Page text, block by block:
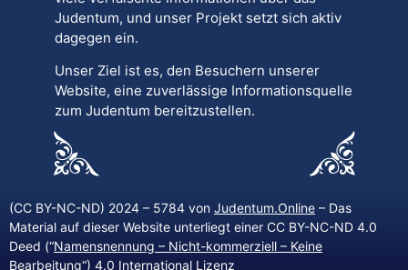
Judentum, und unser Projekt setzt sich aktiv
dagegen ein.
Unser Ziel ist es, den Besuchern unserer
Website, eine zuverlässige Informationsquelle
zum Judentum bereitzustellen.
(CC BY-NC-ND) 2024 – 5784 von Judentum.Online – Das
Material auf dieser Website unterliegt einer CC BY-NC-ND 4.0
Deed (“Namensnennung – Nicht-kommerziell – Keine
Bearbeitung“) 4.0 International Lizenz